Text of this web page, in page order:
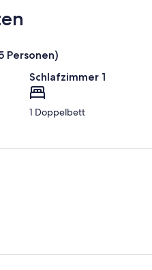
Personen)
Schlafzimmer 1
1 Doppelbett